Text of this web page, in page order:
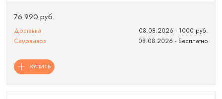
76 990 руб.
Доставка
08.08.2026 - 1000 руб.
Самовывоз
08.08.2026 - Бесплатно
КУПИТЬ